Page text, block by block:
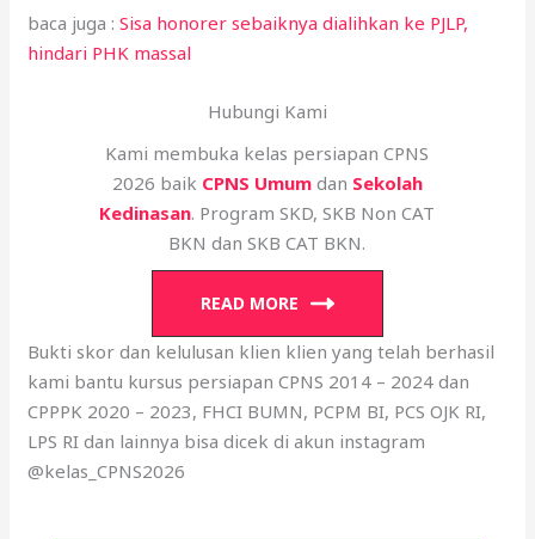
baca juga :Sisa honorer sebaiknya dialihkan ke PJLP,
hindari PHK massal
Hubungi Kami
Kami membuka kelas persiapan CPNS
2026 baik CPNS Umumdan Sekolah
Kedinasan. Program SKD, SKB Non CAT
BKN dan SKB CAT BKN.
READ MORE
Bukti skor dan kelulusan klien klien yang telah berhasil
kami bantu kursus persiapan CPNS 2014 – 2024 dan
CPPPK 2020 – 2023, FHCI BUMN, PCPM BI, PCS OJK RI,
LPS RI dan lainnya bisa dicek di akun instagram
@kelas_CPNS2026